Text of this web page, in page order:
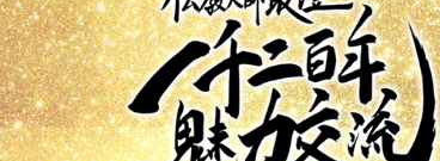
伝教大師最澄1200年魅力交流
いろりとは
伝教大師最澄1200年魅力交流委員会とは